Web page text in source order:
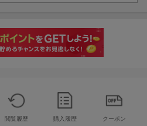
閲覧履歴 購入履歴 クーポン